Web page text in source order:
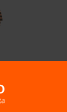
Mutualista -